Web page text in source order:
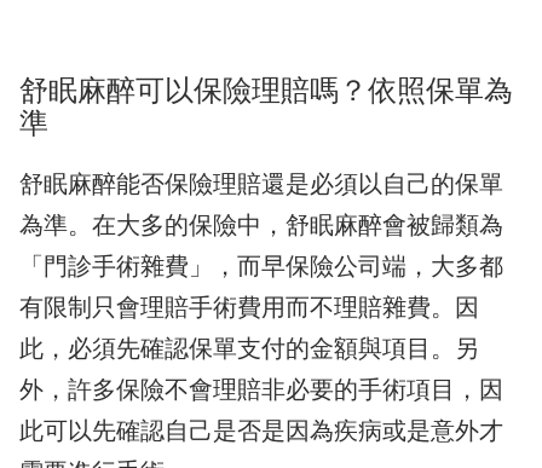
舒眠麻醉可以保險理賠嗎？依照保單為
準
舒眠麻醉能否保險理賠還是必須以自己的保單
為準。在大多的保險中，舒眠麻醉會被歸類為
「門診手術雜費」，而早保險公司端，大多都
有限制只會理賠手術費用而不理賠雜費。因
此，必須先確認保單支付的金額與項目。另
外，許多保險不會理賠非必要的手術項目，因
此可以先確認自己是否是因為疾病或是意外才